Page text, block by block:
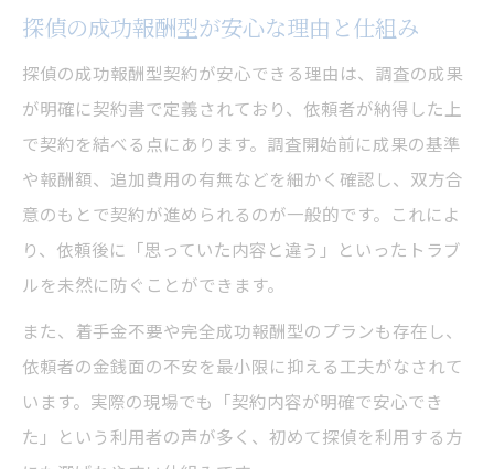
探偵の成功報酬型が安心な理由と仕組み
探偵の成功報酬型契約が安心できる理由は、調査の成果
が明確に契約書で定義されており、依頼者が納得した上
で契約を結べる点にあります。調査開始前に成果の基準
や報酬額、追加費用の有無などを細かく確認し、双方合
意のもとで契約が進められるのが一般的です。これによ
り、依頼後に「思っていた内容と違う」といったトラブ
ルを未然に防ぐことができます。
また、着手金不要や完全成功報酬型のプランも存在し、
依頼者の金銭面の不安を最小限に抑える工夫がなされて
います。実際の現場でも「契約内容が明確で安心でき
た」という利用者の声が多く、初めて探偵を利用する方